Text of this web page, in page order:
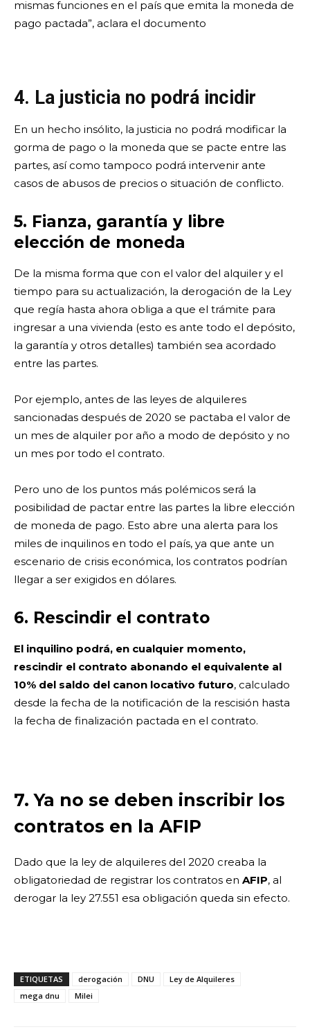
mismas funciones en el país que emita la moneda de
pago pactada”, aclara el documento
4. La justicia no podrá incidir
En un hecho insólito, la justicia no podrá modificar la
gorma de pago o la moneda que se pacte entre las
partes, así como tampoco podrá intervenir ante
casos de abusos de precios o situación de conflicto.
5. Fianza, garantía y libre
elección de moneda
De la misma forma que con el valor del alquiler y el
tiempo para su actualización, la derogación de la Ley
que regía hasta ahora obliga a que el trámite para
ingresar a una vivienda (esto es ante todo el depósito,
la garantía y otros detalles) también sea acordado
entre las partes.
Por ejemplo, antes de las leyes de alquileres
sancionadas después de 2020 se pactaba el valor de
un mes de alquiler por año a modo de depósito y no
un mes por todo el contrato.
Pero uno de los puntos más polémicos será la
posibilidad de pactar entre las partes la libre elección
de moneda de pago. Esto abre una alerta para los
miles de inquilinos en todo el país, ya que ante un
escenario de crisis económica, los contratos podrían
llegar a ser exigidos en dólares.
6. Rescindir el contrato
El inquilino podrá, en cualquier momento,
rescindir el contrato abonando el equivalente al
10% del saldo del canon locativo futuro, calculado
desde la fecha de la notificación de la rescisión hasta
la fecha de finalización pactada en el contrato.
7. Ya no se deben inscribir los
contratos en la AFIP
Dado que la ley de alquileres del 2020 creaba la
obligatoriedad de registrar los contratos en AFIP, al
derogar la ley 27.551 esa obligación queda sin efecto.
ETIQUETAS derogación DNU
Ley de Alquileres
mega dnu
Milei